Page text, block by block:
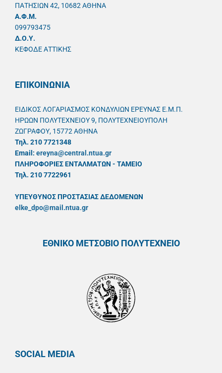
ΠΑΤΗΣΙΩΝ 42, 10682 ΑΘΗΝΑ
A.Φ.Μ.
099793475
Δ.Ο.Υ.
ΚΕΦΟΔΕ ΑΤΤΙΚΗΣ
ΕΠΙΚΟΙΝΩΝΙΑ
ΕΙΔΙΚΟΣ ΛΟΓΑΡΙΑΣΜΟΣ ΚΟΝΔΥΛΙΩΝ ΕΡΕΥΝΑΣ Ε.Μ.Π.
ΗΡΩΩΝ ΠΟΛΥΤΕΧΝΕΙΟΥ 9, ΠΟΛΥΤΕΧΝΕΙΟΥΠΟΛΗ
ΖΩΓΡΑΦΟΥ, 15772 ΑΘΗΝΑ
Τηλ. 210 7721348
Email: ereyna@central.ntua.gr
ΠΛΗΡΟΦΟΡΙΕΣ ΕΝΤΑΛΜΑΤΩΝ - ΤΑΜΕΙΟ
Τηλ. 210 7722961
ΥΠΕΥΘYΝΟΣ ΠΡΟΣΤΑΣΙΑΣ ΔΕΔΟΜΕΝΩΝ
elke_dpo@mail.ntua.gr
ΕΘΝΙΚΟ ΜΕΤΣΟΒΙΟ ΠΟΛΥΤΕΧΝΕΙΟ
SOCIAL MEDIA